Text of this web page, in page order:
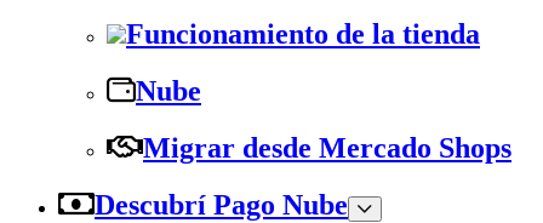
Funcionamiento de la tienda
Nube
Migrar desde Mercado Shops
Descubrí Pago Nube